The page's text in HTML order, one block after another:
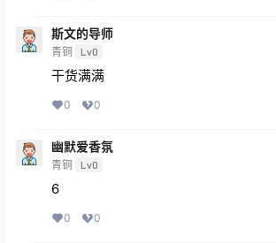
斯文的导师
青铜 Lv0
干货满满
0 0
幽默爱香氛
青铜 Lv0
6
0 0